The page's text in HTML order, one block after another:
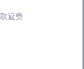
返费